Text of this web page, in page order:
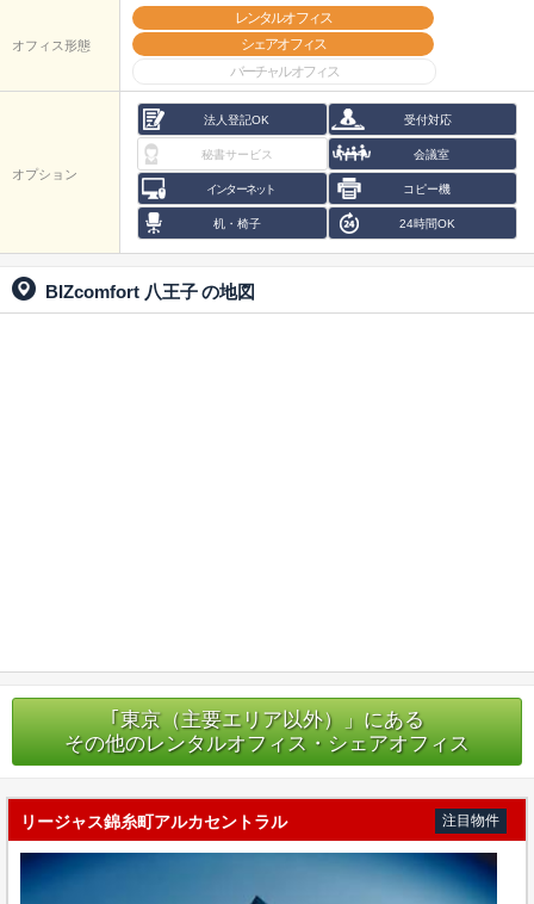
オフィス形態
レンタルオフィス
シェアオフィス
バーチャルオフィス
オプション
法人登記OK 受付対応
秘書サービス 会議室
インターネット コピー機
机・椅子 24時間OK
BIZcomfort 八王子の地図
｢東京（主要エリア以外）」にある
その他のレンタルオフィス・シェアオフィス
リージャス錦糸町アルカセントラル 注目物件